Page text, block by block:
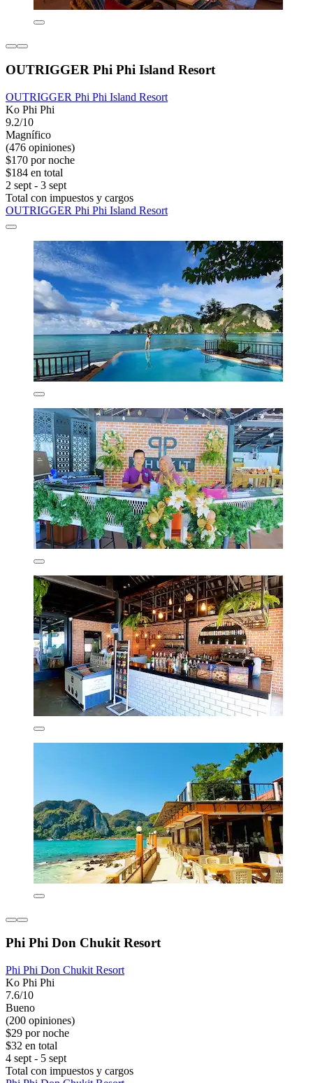
OUTRIGGER Phi Phi Island Resort
OUTRIGGER Phi Phi Island Resort
Ko Phi Phi
9.2/10
Magnífico
(476 opiniones)
$170 por noche
$184 en total
2 sept - 3 sept
Total con impuestos y cargos
OUTRIGGER Phi Phi Island Resort
Phi Phi Don Chukit Resort
Phi Phi Don Chukit Resort
Ko Phi Phi
7.6/10
Bueno
(200 opiniones)
$29 por noche
$32 en total
4 sept - 5 sept
Total con impuestos y cargos